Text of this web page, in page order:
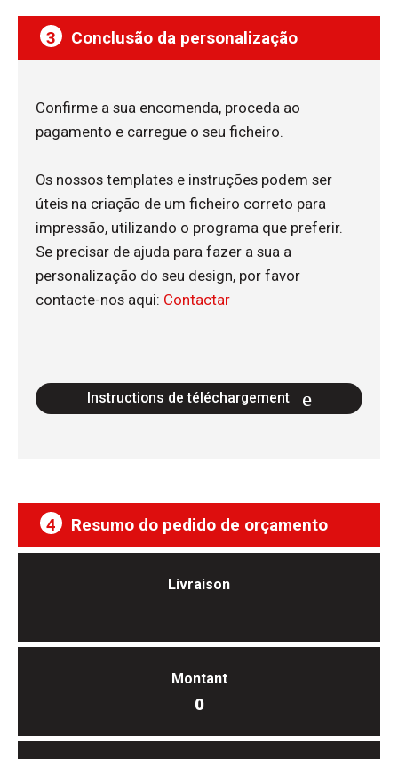
3 Conclusão da personalização
Confirme a sua encomenda, proceda ao
pagamento e carregue o seu ficheiro.
Os nossos templates e instruções podem ser
úteis na criação de um ficheiro correto para
impressão, utilizando o programa que preferir.
Se precisar de ajuda para fazer a sua a
personalização do seu design, por favor
contacte-nos aqui: Contactar
Instructions de téléchargement
4 Resumo do pedido de orçamento
Livraison
Montant
0